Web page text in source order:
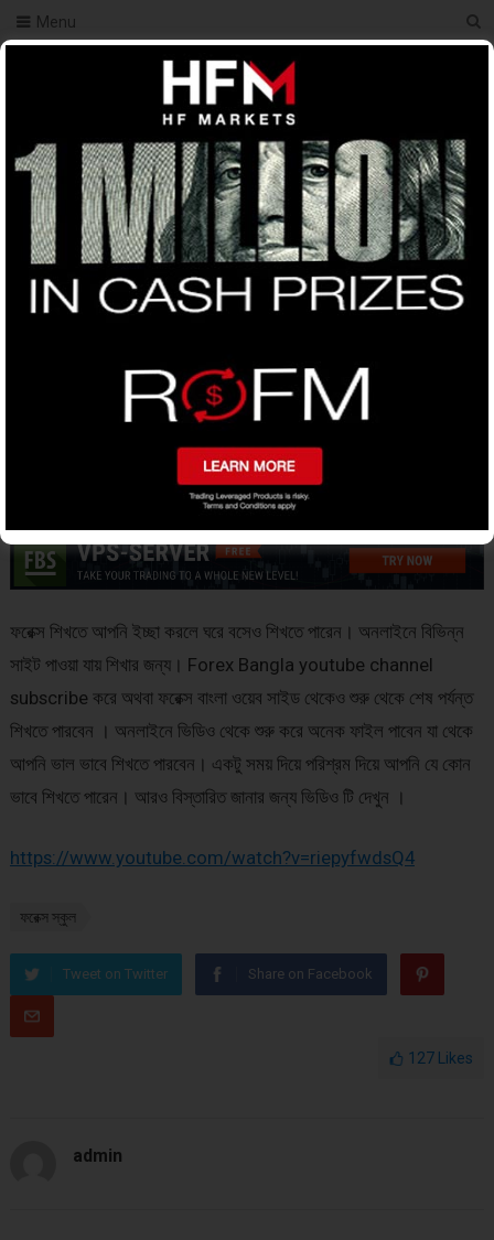
Menu
You Are Here Home ফরেক্স রোবট ট্রেডিং ফরেক্স শিখতে কোথাই যাবো ?
ফরেক্স শিখতে আপনি ইচ্ছা করলে ঘরে বসেও শিখতে পারেন। অনলাইনে বিভিন্ন
সাইট পাওয়া যায় শিখার জন্য। Forex Bangla youtube channel
subscribe করে অথবা ফরেক্স বাংলা ওয়েব সাইড থেকেও শুরু থেকে শেষ পর্যন্ত
শিখতে পারবেন । অনলাইনে ভিডিও থেকে শুরু করে অনেক ফাইল পাবেন যা থেকে
আপনি ভাল ভাবে শিখতে পারবেন। একটু সময় দিয়ে পরিশ্রম দিয়ে আপনি যে কোন
ভাবে শিখতে পারেন। আরও বিস্তারিত জানার জন্য ভিডিও টি দেখুন ।
https://www.youtube.com/watch?v=riepyfwdsQ4
ফরেক্স স্কুল
Tweet on Twitter Share on Facebook
127 Likes
admin